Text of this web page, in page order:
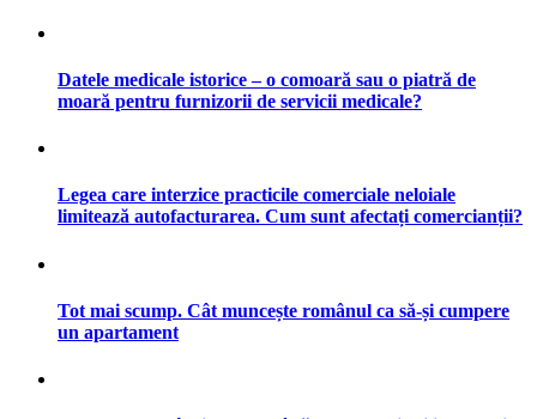
Datele medicale istorice – o comoară sau o piatră de
moară pentru furnizorii de servicii medicale?
Legea care interzice practicile comerciale neloiale
limitează autofacturarea. Cum sunt afectați comercianții?
Tot mai scump. Cât muncește românul ca să-și cumpere
un apartament